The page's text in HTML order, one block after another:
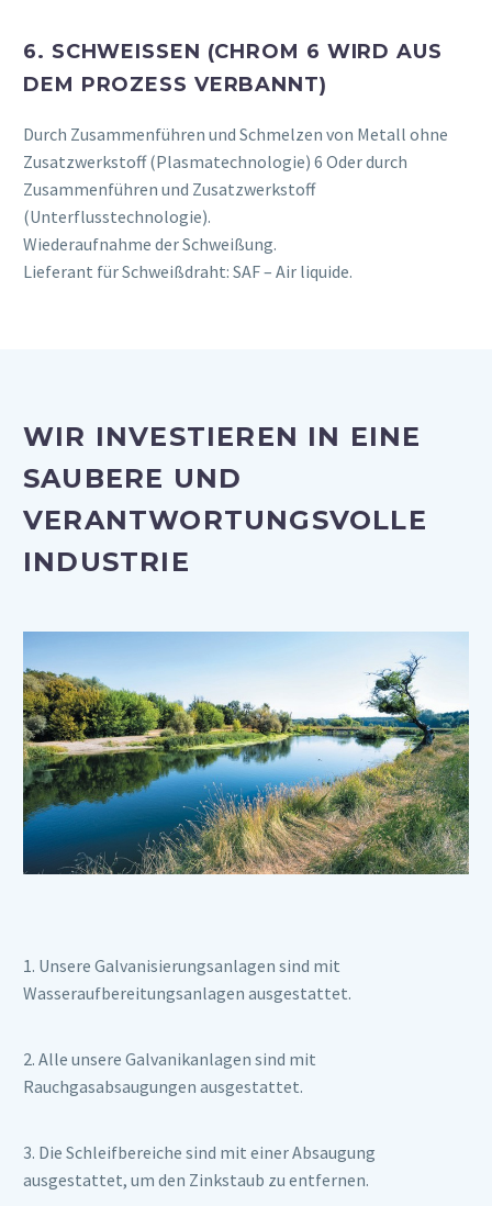
6. SCHWEISSEN (CHROM 6 WIRD AUS D
EM PROZESS VERBANNT)
Durch Zusammenführen und Schmelzen von Metall ohne
Zusatzwerkstoff (Plasmatechnologie) 6 Oder durch
Zusammenführen und Zusatzwerkstoff
(Unterflusstechnologie).
Wiederaufnahme der Schweißung.
Lieferant für Schweißdraht: SAF – Air liquide.
WIR INVESTIEREN IN EINE
SAUBERE UND
VERANTWORTUNGSVOLLE
INDUSTRIE
1. Unsere Galvanisierungsanlagen sind mit
Wasseraufbereitungsanlagen ausgestattet.
2. Alle unsere Galvanikanlagen sind mit
Rauchgasabsaugungen ausgestattet.
3. Die Schleifbereiche sind mit einer Absaugung
ausgestattet, um den Zinkstaub zu entfernen.